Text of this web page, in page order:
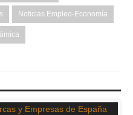
Noticias Empleo-Economía